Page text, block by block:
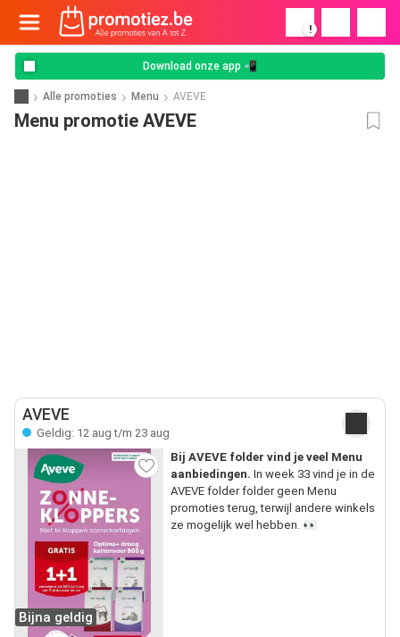
!
Download onze app 📲
Alle promoties Menu AVEVE
Menu promotie AVEVE
AVEVE
Geldig: 12 aug t/m 23 aug
Bijna geldig
Bij AVEVE folder vind je veel Menu
aanbiedingen. In week 33 vind je in de
AVEVE folder folder geen Menu
promoties terug, terwijl andere winkels
ze mogelijk wel hebben. 👀